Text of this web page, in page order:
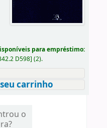
para empréstimo:
D598] (2).
carrinho
o